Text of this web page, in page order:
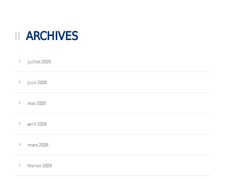
ARCHIVES
juillet 2026
juin 2026
mai 2026
avril 2026
mars 2026
février 2026